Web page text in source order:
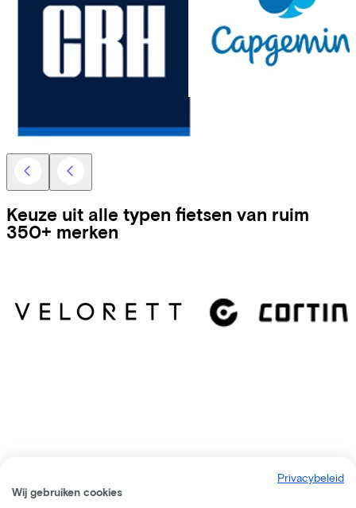
Keuze uit alle typen fietsen van ruim
350+ merken
Privacybeleid
Wij gebruiken cookies